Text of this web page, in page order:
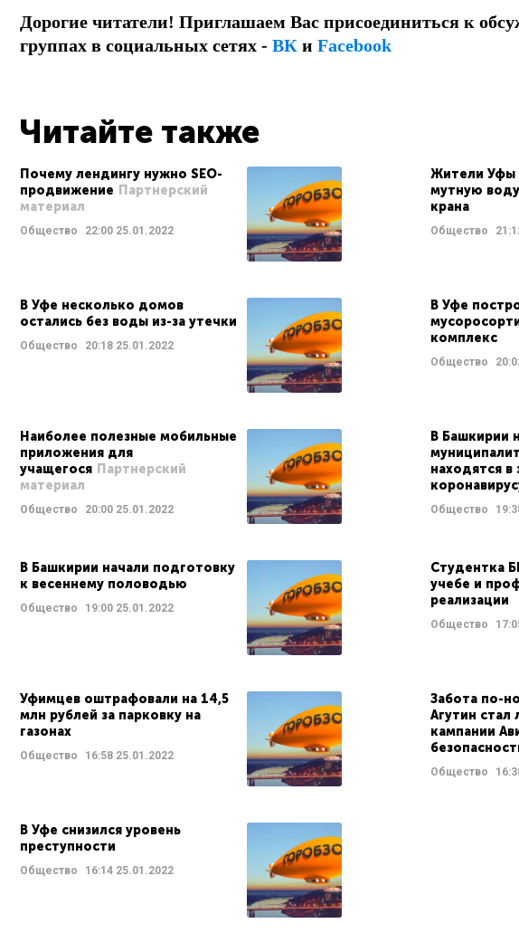
Дорогие читатели! Приглашаем Вас присоединиться к
группах в социальных сетях - ВК и Facebook
Читайте также
Почему лендингу нужно SEO-
продвижение Партнерский
материал
Общество 22:00 25.01.2022
Жители Уфы
мутную
крана
Общество
В Уфе несколько домов
остались без воды из-за утечки
Общество 20:18 25.01.2022
В Уфе
комплекс
Общество
Наиболее полезные мобильные
приложения для
учащегося Партнерский
материал
Общество 20:00 25.01.2022
В Башкирии
находятся в
Общество
В Башкирии начали подготовку
к весеннему половодью
Общество 19:00 25.01.2022
Студентка
учебе и
реализации
Общество
Уфимцев оштрафовали на 14,5
млн рублей за парковку на
газонах
Общество 16:58 25.01.2022
Забота по-
Агутин
кампании
Общество
В Уфе снизился уровень
преступности
Общество 16:14 25.01.2022